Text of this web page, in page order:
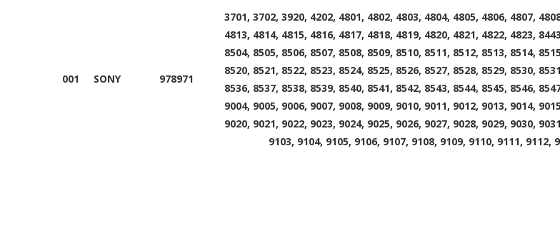
001 SONY 978971
3701, 3702, 3920, 4202, 4801, 4802, 4803, 4804, 4805, 4806, 4807,
4813, 4814, 4815, 4816, 4817, 4818, 4819, 4820, 4821, 4822, 4823,
8504, 8505, 8506, 8507, 8508, 8509, 8510, 8511, 8512, 8513, 8514,
8520, 8521, 8522, 8523, 8524, 8525, 8526, 8527, 8528, 8529, 8530,
8536, 8537, 8538, 8539, 8540, 8541, 8542, 8543, 8544, 8545, 8546,
9004, 9005, 9006, 9007, 9008, 9009, 9010, 9011, 9012, 9013, 9014,
9020, 9021, 9022, 9023, 9024, 9025, 9026, 9027, 9028, 9029, 9030,
9103, 9104, 9105, 9106, 9107, 9108, 9109, 9110, 9111, 9112,